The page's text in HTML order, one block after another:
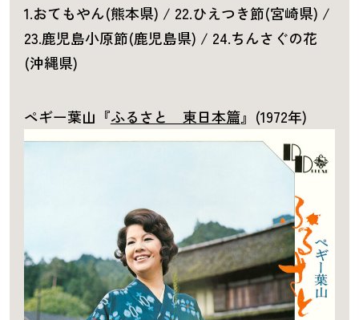
1.おてもやん(熊本県) / 22.ひえつき節(宮崎県) /
23.鹿児島小原節(鹿児島県) / 24.ちんさぐの花
(沖縄県)
ペギー葉山『ふるさと 東日本篇』(1972年)